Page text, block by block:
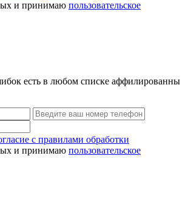
и принимаю пользовательское
есть в любом списке аффилированны
с правилами обработки
и принимаю пользовательское